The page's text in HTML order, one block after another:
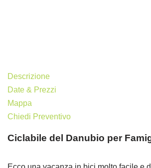
Descrizione
Date & Prezzi
Mappa
Chiedi Preventivo
Ciclabile del Danubio per